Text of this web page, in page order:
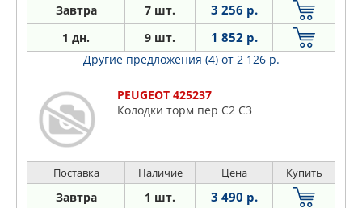
Завтра 7 шт. 3 256 р.
1 дн. 9 шт. 1 852 р.
Другие предложения (4) от 2 126 р.
PEUGEOT 425237
Колодки торм пер C2 C3
Поставка Наличие Цена Купить
Завтра 1 шт. 3 490 р.